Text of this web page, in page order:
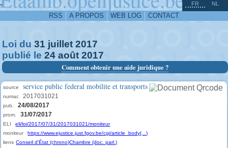
-
RSS A PROPOS WEB LOG CONTACT
FR NL
Loi du 31 juillet 2017
publié le 24 août 2017
Comment obtenir une aide juridique ?
source service public federal mobilite et transports
numac 2017031021
pub. 24/08/2017
prom. 31/07/2017
ELI
eli/loi/2017/07/31/2017031021/moniteur
moniteur
https://www.ejustice.just.fgov.be/cgi/article_body(...)
liens Conseil d'État (chrono)Chambre (doc. parl.)
^